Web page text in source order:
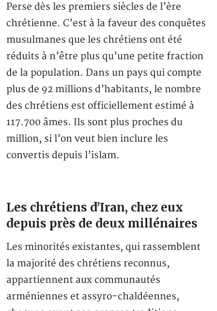
Perse dès les premiers siècles de l’ère
chrétienne. C’est à la faveur des conquêtes
musulmanes que les chrétiens ont été
réduits à n’être plus qu’une petite fraction
de la population. Dans un pays qui compte
plus de 92 millions d’habitants, le nombre
des chrétiens est officiellement estimé à
117.700 âmes. Ils sont plus proches du
million, si l’on veut bien inclure les
convertis depuis l’islam.
Les chrétiens d’Iran, chez eux
depuis près de deux millénaires
Les minorités existantes, qui rassemblent
la majorité des chrétiens reconnus,
appartiennent aux communautés
arméniennes et assyro-chaldéennes,